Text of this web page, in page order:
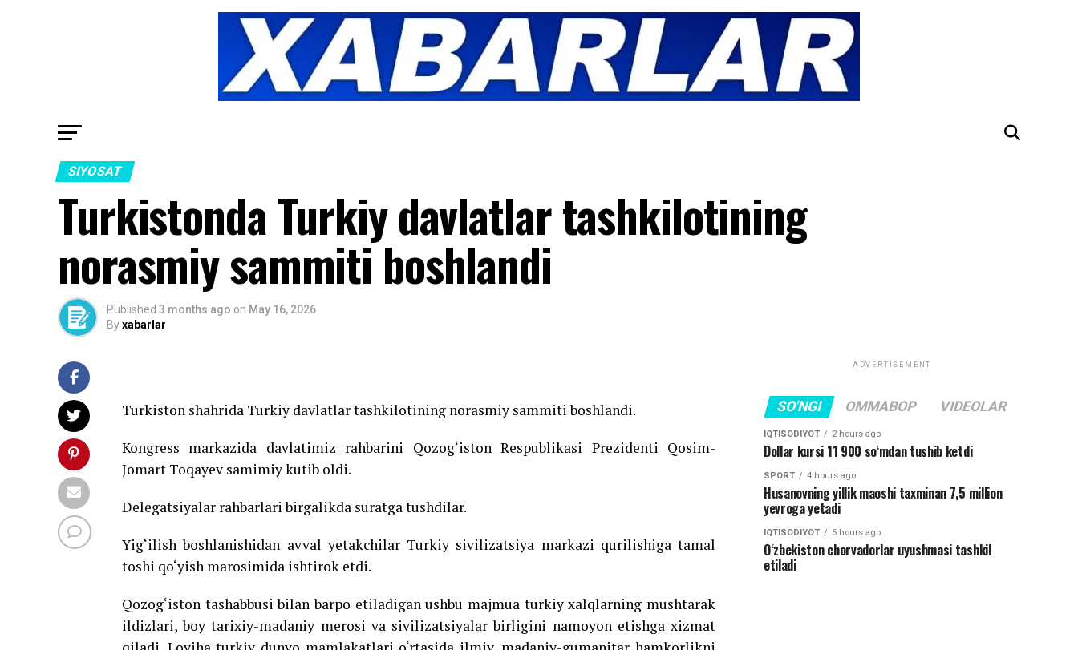
SIYOSAT
Turkistonda Turkiy davlatlar tashkilotining
norasmiy sammiti boshlandi
Published 3 months ago on May 16, 2026
Byxabarlar
Turkiston shahrida Turkiy davlatlar tashkilotining norasmiy sammiti boshlandi.
Kongress markazida davlatimiz rahbarini Qozog‘iston Respublikasi Prezidenti Qosim-
Jomart Toqayev samimiy kutib oldi.
Delegatsiyalar rahbarlari birgalikda suratga tushdilar.
Yig‘ilish boshlanishidan avval yetakchilar Turkiy sivilizatsiya markazi qurilishiga tamal
toshi qo‘yish marosimida ishtirok etdi.
Qozog‘iston tashabbusi bilan barpo etiladigan ushbu majmua turkiy xalqlarning mushtarak
ildizlari, boy tarixiy-madaniy merosi va sivilizatsiyalar birligini namoyon etishga xizmat
ADVERTISEMENT
SO'NGI OMMABOP VIDEOLAR
IQTISODIYOT 2 hours ago
Dollar kursi 11 900 so‘mdan tushib ketdi
SPORT 4 hours ago
Husanovning yillik maoshi taxminan 7,5 million
yevroga yetadi
IQTISODIYOT 5 hours ago
O‘zbekiston chorvadorlar uyushmasi tashkil
etiladi